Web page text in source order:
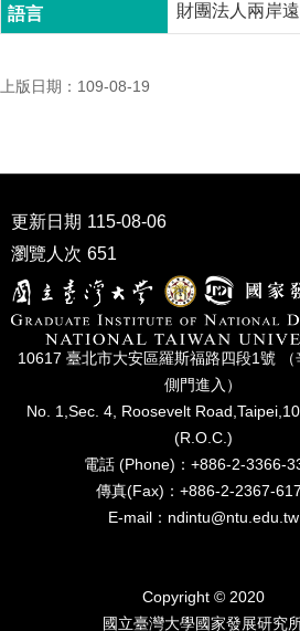
學
術
究
研
期
刊
口
試
財團法人兩岸
上版日期：109-08-19
更新日期 115-08-06
瀏覽人次 651
10617 臺北市⼤安區羅斯福路四段1號 （
側⾨進入）
No. 1,Sec. 4, Roosevelt
(R.O.C.)
電話 (Phone)：+886-2-3366-
傳真(Fax)：+886-2-2367-
E-mail：ndintu@ntu.edu.tw
Copyright © 2020
國立臺灣⼤學國家發展研究